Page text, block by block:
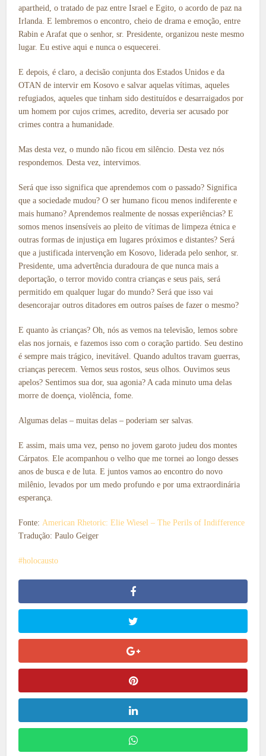
apartheid, o tratado de paz entre Israel e Egito, o acordo de paz na
Irlanda. E lembremos o encontro, cheio de drama e emoção, entre
Rabin e Arafat que o senhor, sr. Presidente, organizou neste mesmo
lugar. Eu estive aqui e nunca o esquecerei.
E depois, é claro, a decisão conjunta dos Estados Unidos e da
OTAN de intervir em Kosovo e salvar aquelas vítimas, aqueles
refugiados, aqueles que tinham sido destituídos e desarraigados por
um homem por cujos crimes, acredito, deveria ser acusado por
crimes contra a humanidade.
Mas desta vez, o mundo não ficou em silêncio. Desta vez nós
respondemos. Desta vez, intervimos.
Será que isso significa que aprendemos com o passado? Significa
que a sociedade mudou? O ser humano ficou menos indiferente e
mais humano? Aprendemos realmente de nossas experiências? E
somos menos insensíveis ao pleito de vítimas de limpeza étnica e
outras formas de injustiça em lugares próximos e distantes? Será
que a justificada intervenção em Kosovo, liderada pelo senhor, sr.
Presidente, uma advertência duradoura de que nunca mais a
deportação, o terror movido contra crianças e seus pais, será
permitido em qualquer lugar do mundo? Será que isso vai
desencorajar outros ditadores em outros países de fazer o mesmo?
E quanto às crianças? Oh, nós as vemos na televisão, lemos sobre
elas nos jornais, e fazemos isso com o coração partido. Seu destino
é sempre mais trágico, inevitável. Quando adultos travam guerras,
crianças perecem. Vemos seus rostos, seus olhos. Ouvimos seus
apelos? Sentimos sua dor, sua agonia? A cada minuto uma delas
morre de doença, violência, fome.
Algumas delas – muitas delas – poderiam ser salvas.
E assim, mais uma vez, penso no jovem garoto judeu dos montes
Cárpatos. Ele acompanhou o velho que me tornei ao longo desses
anos de busca e de luta. E juntos vamos ao encontro do novo
milênio, levados por um medo profundo e por uma extraordinária
esperança.
Fonte: American Rhetoric: Elie Wiesel – The Perils of Indifference
Tradução: Paulo Geiger
holocausto